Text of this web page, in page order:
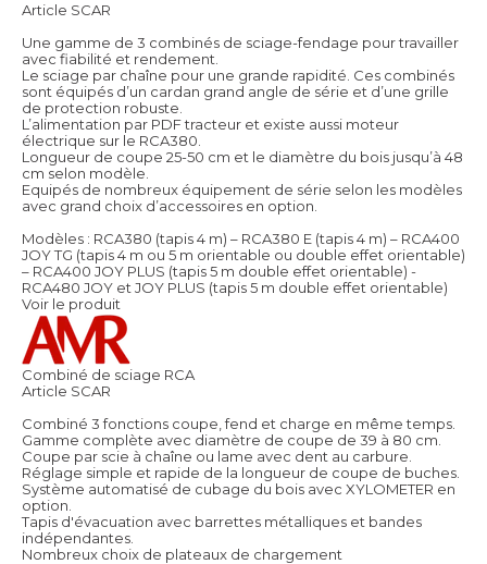
Article SCAR
Une gamme de 3 combinés de sciage-fendage pour travailler
avec fiabilité et rendement.
Le sciage par chaîne pour une grande rapidité. Ces combinés
sont équipés d’un cardan grand angle de série et d’une grille
de protection robuste.
L’alimentation par PDF tracteur et existe aussi moteur
électrique sur le RCA380.
Longueur de coupe 25-50 cm et le diamètre du bois jusqu’à 48
cm selon modèle.
Equipés de nombreux équipement de série selon les modèles
avec grand choix d’accessoires en option.
Modèles : RCA380 (tapis 4 m) – RCA380 E (tapis 4 m) – RCA400
JOY TG (tapis 4 m ou 5 m orientable ou double effet orientable)
– RCA400 JOY PLUS (tapis 5 m double effet orientable) -
RCA480 JOY et JOY PLUS (tapis 5 m double effet orientable)
Voir le produit
Combiné de sciage RCA
Article SCAR
Combiné 3 fonctions coupe, fend et charge en même temps.
Gamme complète avec diamètre de coupe de 39 à 80 cm.
Coupe par scie à chaîne ou lame avec dent au carbure.
Réglage simple et rapide de la longueur de coupe de buches.
Système automatisé de cubage du bois avec XYLOMETER en
option.
Tapis d'évacuation avec barrettes métalliques et bandes
indépendantes.
Nombreux choix de plateaux de chargement